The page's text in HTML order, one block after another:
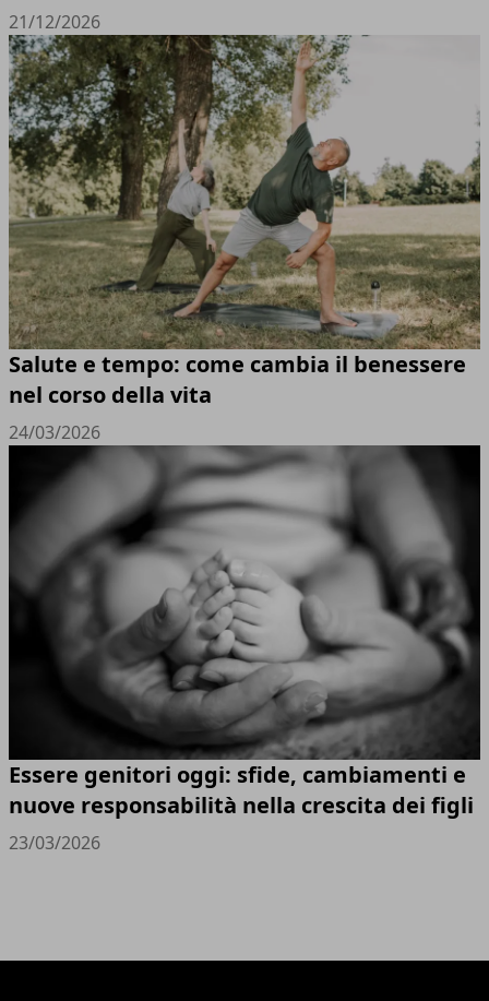
21/12/2026
Salute e tempo: come cambia il benessere
nel corso della vita
24/03/2026
Essere genitori oggi: sfide, cambiamenti e
nuove responsabilità nella crescita dei figli
23/03/2026